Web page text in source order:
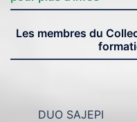
Les membres du
DUO SAJEPI